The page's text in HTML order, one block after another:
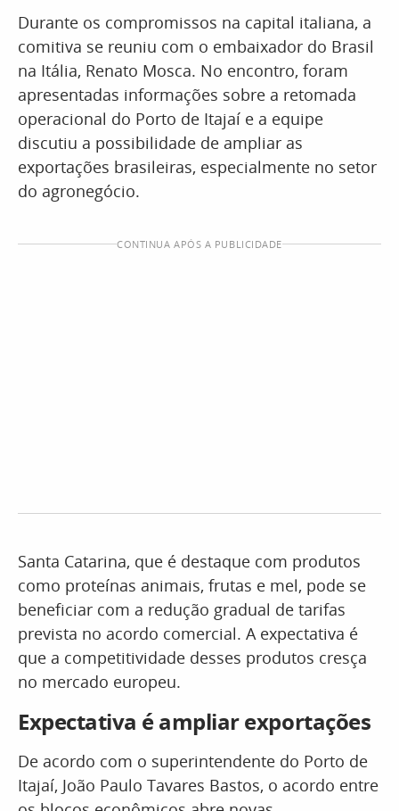
Durante os compromissos na capital italiana, a
comitiva se reuniu com o embaixador do Brasil
na Itália, Renato Mosca. No encontro, foram
apresentadas informações sobre a retomada
operacional do Porto de Itajaí e a equipe
discutiu a possibilidade de ampliar as
exportações brasileiras, especialmente no setor
do agronegócio.
CONTINUA APÓS A PUBLICIDADE
Santa Catarina, que é destaque com produtos
como proteínas animais, frutas e mel, pode se
beneficiar com a redução gradual de tarifas
prevista no acordo comercial. A expectativa é
que a competitividade desses produtos cresça
no mercado europeu.
Expectativa é ampliar exportações
De acordo com o superintendente do Porto de
Itajaí, João Paulo Tavares Bastos, o acordo entre